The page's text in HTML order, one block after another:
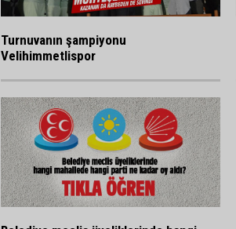
Turnuvanın şampiyonu
Velihimmetlispor